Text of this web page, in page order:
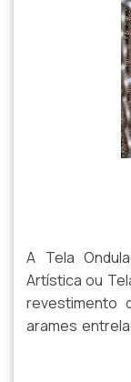
locais, como
A Tela
Artística ou
revestimento
arames entrelaçados
rolos ou em